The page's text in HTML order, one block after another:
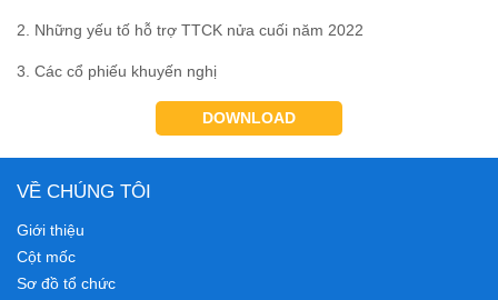
2. Những yếu tố hỗ trợ TTCK nửa cuối năm 2022
3. Các cổ phiếu khuyến nghị
DOWNLOAD
VỀ CHÚNG TÔI
Giới thiệu
Cột mốc
Sơ đồ tổ chức